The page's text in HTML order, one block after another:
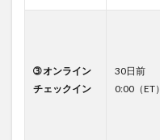
➂ オンライン
チェックイン
30日前
0:00（ET）